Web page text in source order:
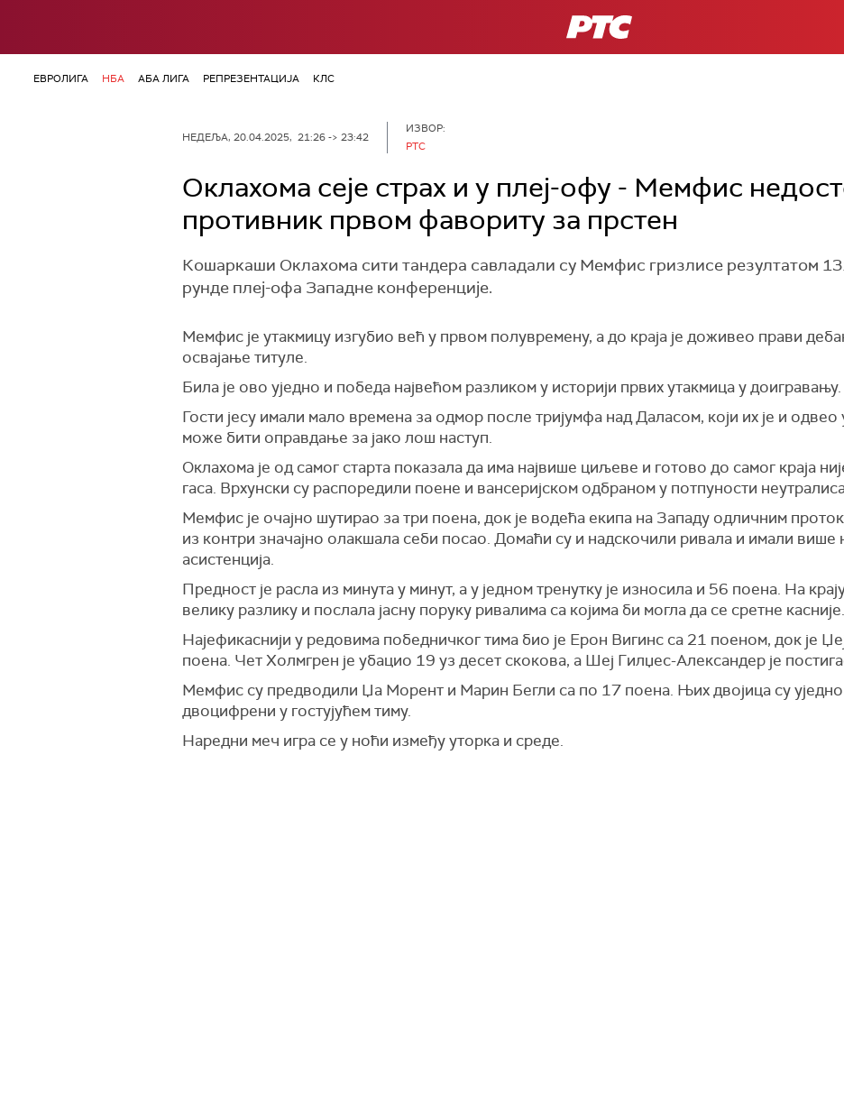
РТС
ЕВРОЛИГА НБА АБА ЛИГА РЕПРЕЗЕНТАЦИЈА КЛС
НЕДЕЉА, 20.04.2025, 21:26 -> 23:42
ИЗВОР:
РТС
Оклахома сеје страх и у плеј-офу - Мемфис
противник првом фавориту за прстен
Кошаркаши Оклахома сити тандера савладали су Мемфис гризлисе резултатом
рунде плеј-офа Западне конференције.
Мемфис је утакмицу изгубио већ у првом полувремену, а до краја је доживео прави
освајање титуле.
Била је ово уједно и победа највећом разликом у историји првих утакмица у доигравању.
Гости јесу имали мало времена за одмор после тријумфа над Даласом, који их је и одвео
може бити оправдање за јако лош наступ.
Оклахома је од самог старта показала да има највише циљеве и готово до самог краја
гаса. Врхунски су распоредили поене и вансеријском одбраном у потпуности
Мемфис је очајно шутирао за три поена, док је водећа екипа на Западу одличним
из контри значајно олакшала себи посао. Домаћи су и надскочили ривала и имали више
асистенција.
Предност је расла из минута у минут, а у једном тренутку је износила и 56 поена. На
велику разлику и послала јасну поруку ривалима са којима би могла да се сретне касније.
Најефикаснији у редовима победничког тима био је Ерон Вигинс са 21 поеном, док је
поена. Чет Холмгрен је убацио 19 уз десет скокова, а Шеј Гилџес-Александер је
Мемфис су предводили Џа Морент и Марин Бегли са по 17 поена. Њих двојица су уједно
двоцифрени у гостујућем тиму.
Наредни меч игра се у ноћи између уторка и среде.